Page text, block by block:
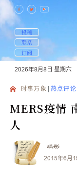
投稿
联系
订阅
2026年8月8日 星期六
时事万象 热点评论
MERS疫情
人
瑀彤
2015年6月